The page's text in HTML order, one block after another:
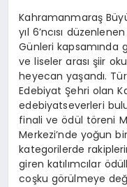
Kahramanmaraş
yıl 6’ncısı
Günleri kapsamında
ve liseler arası şiir
heyecan yaşandı.
Edebiyat Şehri olan
edebiyatseverleri
finali ve ödül töreni
Merkezi’nde yoğun
kategorilerde
giren katılımcılar
coşku görülmeye